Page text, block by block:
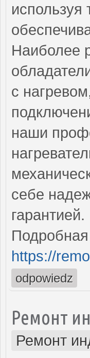
Наиболее
с
наши
себе
гарантией.
https://
odpowiedz
Ремонт
Ремонт